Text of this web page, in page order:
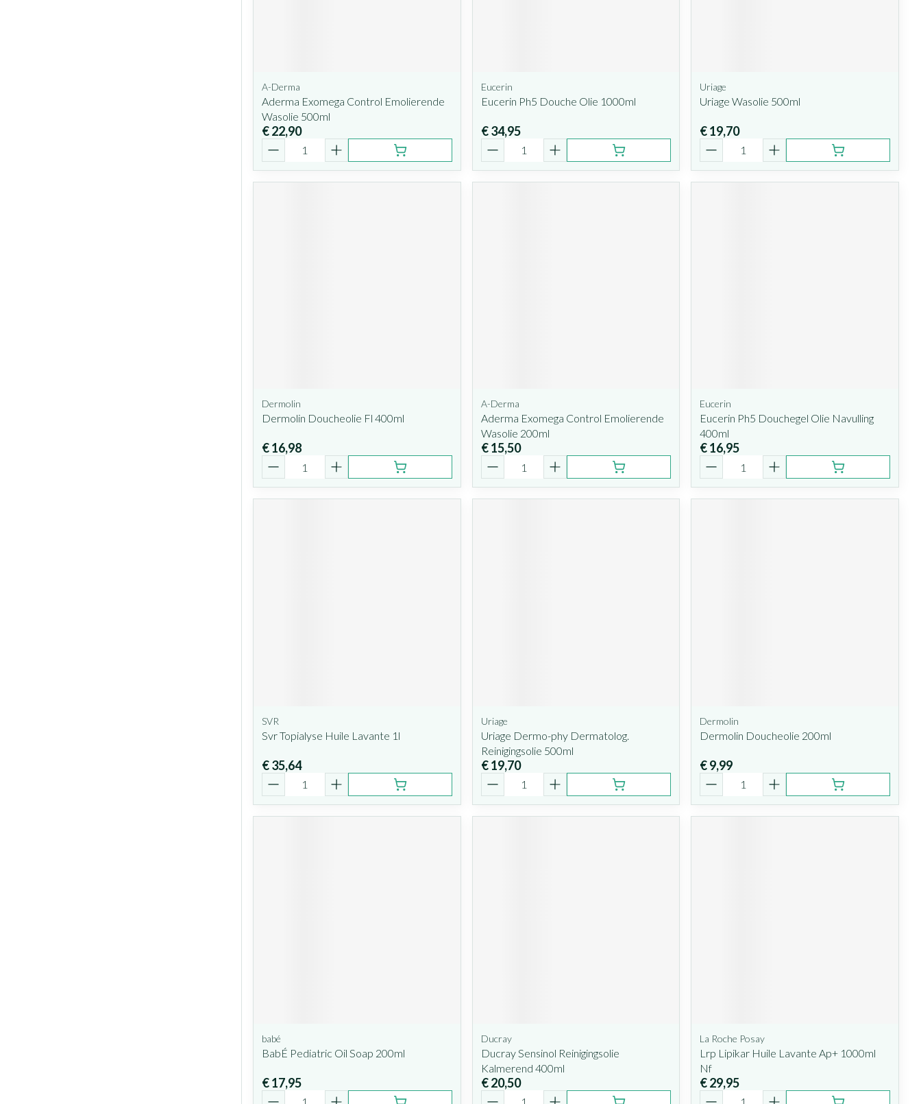
A-Derma
Aderma Exomega Control Emolierende
Wasolie 500ml
€ 22,90
Eucerin
Eucerin Ph5 Douche Olie 1000ml
€ 34,95
Uriage
Uriage Wasolie 500ml
€ 19,70
Dermolin
Dermolin Doucheolie Fl 400ml
€ 16,98
A-Derma
Aderma Exomega Control Emolierende
Wasolie 200ml
€ 15,50
Eucerin
Eucerin Ph5 Douchegel Olie Navulling
400ml
€ 16,95
SVR
Svr Topialyse Huile Lavante 1l
€ 35,64
Uriage
Uriage Dermo-phy Dermatolog.
Reinigingsolie 500ml
€ 19,70
Dermolin
Dermolin Doucheolie 200ml
€ 9,99
babé
BabÉ Pediatric Oil Soap 200ml
€ 17,95
Ducray
Ducray Sensinol Reinigingsolie
Kalmerend 400ml
€ 20,50
La Roche Posay
Lrp Lipikar Huile Lavante Ap+ 1000ml
Nf
€ 29,95